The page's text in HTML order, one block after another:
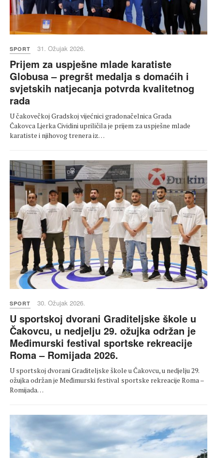
SPORT 31. Ožujak 2026.
Prijem za uspješne mlade karatiste
Globusa – pregršt medalja s domaćih i
svjetskih natjecanja potvrda kvalitetnog
rada
U čakovečkoj Gradskoj vijećnici gradonačelnica Grada
Čakovca Ljerka Cividini upriličila je prijem za uspješne mlade
karatiste i njihovog trenera iz…
SPORT 30. Ožujak 2026.
U sportskoj dvorani Graditeljske škole u
Čakovcu, u nedjelju 29. ožujka održan je
Međimurski festival sportske rekreacije
Roma – Romijada 2026.
U sportskoj dvorani Graditeljske škole u Čakovcu, u nedjelju 29.
ožujka održan je Međimurski festival sportske rekreacije Roma –
Romijada…